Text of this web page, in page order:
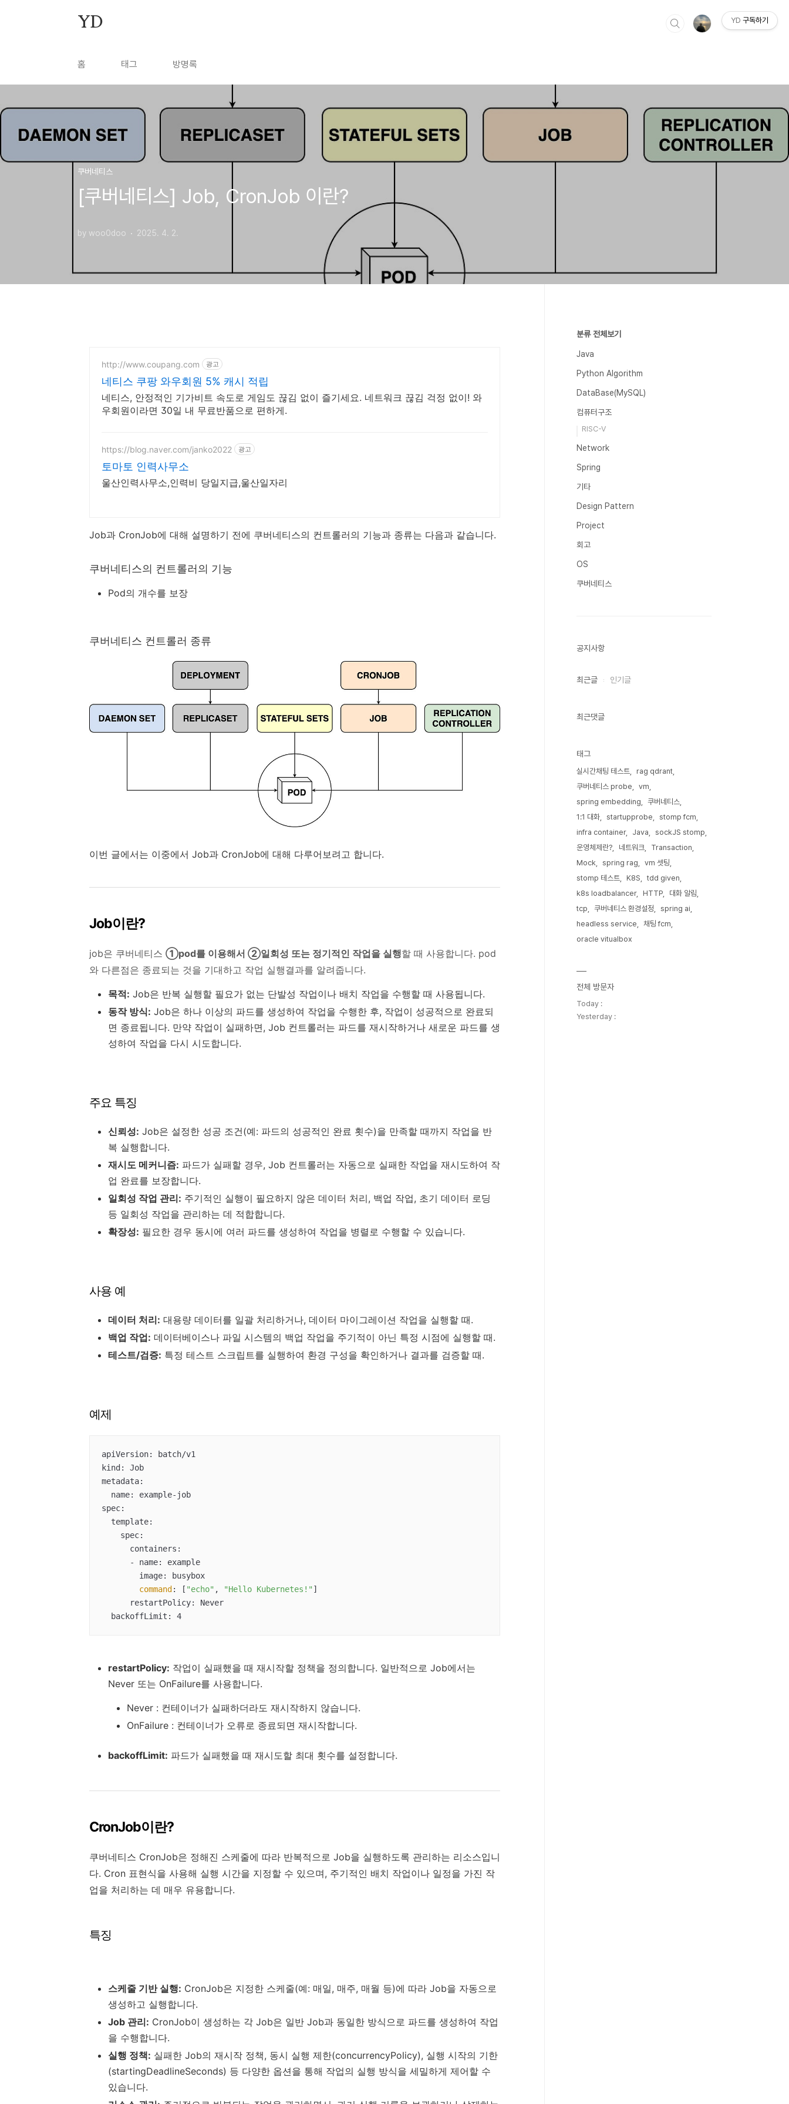
YD
홈 태그 방명록
쿠버네티스
[쿠버네티스] Job, CronJob 이란?
by woo0doo 2025. 4. 2.
http://www.coupang.com 광고
네티스 쿠팡 와우회원 5% 캐시 적립
네티스, 안정적인 기가비트 속도로 게임도 끊김 없이 즐기세요. 네트워크 끊김 걱정 없이! 와
우회원이라면 30일 내 무료반품으로 편하게.
https://blog.naver.com/janko2022 광고
토마토 인력사무소
울산인력사무소,인력비 당일지급,울산일자리
Job과 CronJob에 대해 설명하기 전에 쿠버네티스의 컨트롤러의 기능과 종류는 다음과 같습니다.
쿠버네티스의 컨트롤러의 기능
Pod의 개수를 보장
쿠버네티스 컨트롤러 종류
이번 글에서는 이중에서 Job과 CronJob에 대해 다루어보려고 합니다.
Job이란?
job은 쿠버네티스 ①pod를 이용해서 ②일회성 또는 정기적인 작업을 실행할 때 사용합니다. pod
와 다른점은 종료되는 것을 기대하고 작업 실행결과를 알려줍니다.
목적: Job은 반복 실행할 필요가 없는 단발성 작업이나 배치 작업을 수행할 때 사용됩니다.
동작 방식: Job은 하나 이상의 파드를 생성하여 작업을 수행한 후, 작업이 성공적으로 완료되
면 종료됩니다. 만약 작업이 실패하면, Job 컨트롤러는 파드를 재시작하거나 새로운 파드를 생
성하여 작업을 다시 시도합니다.
주요 특징
신뢰성: Job은 설정한 성공 조건(예: 파드의 성공적인 완료 횟수)을 만족할 때까지 작업을 반
복 실행합니다.
재시도 메커니즘: 파드가 실패할 경우, Job 컨트롤러는 자동으로 실패한 작업을 재시도하여 작
업 완료를 보장합니다.
일회성 작업 관리: 주기적인 실행이 필요하지 않은 데이터 처리, 백업 작업, 초기 데이터 로딩
등 일회성 작업을 관리하는 데 적합합니다.
확장성: 필요한 경우 동시에 여러 파드를 생성하여 작업을 병렬로 수행할 수 있습니다.
사용 예
데이터 처리: 대용량 데이터를 일괄 처리하거나, 데이터 마이그레이션 작업을 실행할 때.
백업 작업: 데이터베이스나 파일 시스템의 백업 작업을 주기적이 아닌 특정 시점에 실행할 때.
테스트/검증: 특정 테스트 스크립트를 실행하여 환경 구성을 확인하거나 결과를 검증할 때.
예제
apiVersion: batch/v1
kind: Job
metadata:
spec:
command : [ "echo" , "Hello Kubernetes!" ]
  backoffLimit: 4
restartPolicy: 작업이 실패했을 때 재시작할 정책을 정의합니다. 일반적으로 Job에서는
Never 또는 OnFailure를 사용합니다.
Never : 컨테이너가 실패하더라도 재시작하지 않습니다.
OnFailure : 컨테이너가 오류로 종료되면 재시작합니다.
backoffLimit: 파드가 실패했을 때 재시도할 최대 횟수를 설정합니다.
CronJob이란?
쿠버네티스 CronJob은 정해진 스케줄에 따라 반복적으로 Job을 실행하도록 관리하는 리소스입니
다. Cron 표현식을 사용해 실행 시간을 지정할 수 있으며, 주기적인 배치 작업이나 일정을 가진 작
업을 처리하는 데 매우 유용합니다.
특징
스케줄 기반 실행: CronJob은 지정한 스케줄(예: 매일, 매주, 매월 등)에 따라 Job을 자동으로
생성하고 실행합니다.
Job 관리: CronJob이 생성하는 각 Job은 일반 Job과 동일한 방식으로 파드를 생성하여 작업
을 수행합니다.
실행 정책: 실패한 Job의 재시작 정책, 동시 실행 제한(concurrencyPolicy), 실행 시작의 기한
(startingDeadlineSeconds) 등 다양한 옵션을 통해 작업의 실행 방식을 세밀하게 제어할 수
있습니다.
분류 전체보기
Java
Python Algorithm
DataBase(MySQL)
컴퓨터구조
RISC-V
Network
Spring
기타
Design Pattern
Project
회고
OS
쿠버네티스
공지사항
최근글 인기글
최근댓글
태그
실시간채팅 테스트
rag qdrant
쿠버네티스 probe
vm
spring embedding
쿠버네티스
1:1 대화
startupprobe
stomp fcm
infra container
Java
sockJS stomp
운영체제란?
네트워크
Transaction
Mock
spring rag
vm 셋팅
stomp 테스트
K8S
tdd given
k8s loadbalancer
HTTP
대화 알림
tcp
쿠버네티스 환경설정
spring ai
headless service
채팅 fcm
oracle vitualbox
전체 방문자
Today :
Yesterday :
YD 구독하기